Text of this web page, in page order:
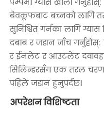
बेवकूफबाट बच्नको लागि
सुनिश्चित गर्नका लागि ग्यास
दबाब र जडान जाँच
र ईनलेट र आउटलेट
सिलिन्डरसँग एक तरल चरण
पहिले जडान हुनुपर्दछ।
अपरेशन विशिष्टता